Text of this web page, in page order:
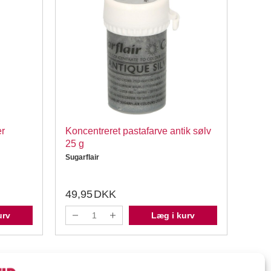
Koncentreret pastafarve antik sølv
25 g
Sugarflair
49,95DKK
Læg i kurv